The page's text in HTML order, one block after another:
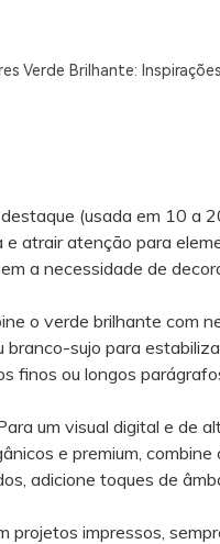
Verde Brilhante:
(usada em 10 a
e atrair atenção para
a necessidade de
o verde brilhante com
branco-sujo para
finos ou longos
um visual digital e de
e premium,
adicione toques de
projetos impressos,